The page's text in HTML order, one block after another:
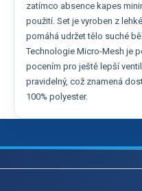
zatímco absence kapes
použití. Set je vyroben z
pomáhá udržet tělo suché
Technologie Micro-Mesh je
pocením pro ještě lepší
pravidelný, což znamená
100% polyester.
Z